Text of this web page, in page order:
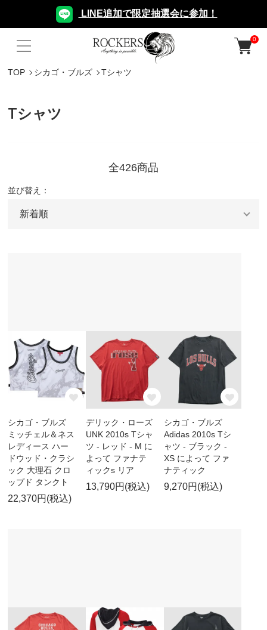
LINE追加で限定抽選会に参加！
0
TOP シカゴ・ブルズ Tシャツ
Tシャツ
全426商品
並び替え：
シカゴ・ブルズ
ミッチェル＆ネス
レディース ハー
ドウッド・クラシ
ック 大理石 クロ
ップド タンクト
22,370円(税込)
デリック・ローズ
UNK 2010s Tシャ
ツ - レッド - M に
よって ファナテ
ィックs リア
13,790円(税込)
シカゴ・ブルズ
Adidas 2010s Tシ
ャツ - ブラック -
XS によって ファ
ナティック
9,270円(税込)